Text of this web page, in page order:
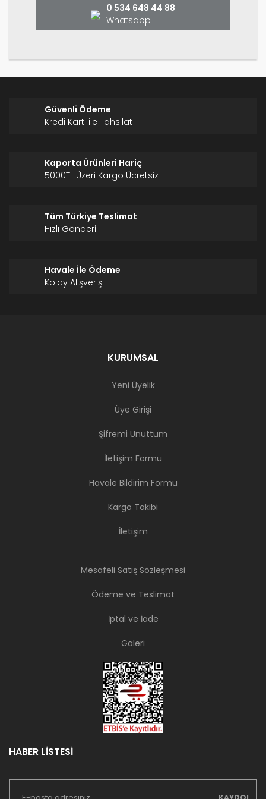
0 534 648 44 88
Whatsapp
Güvenli Ödeme
Kredi Kartı ile Tahsilat
Kaporta Ürünleri Hariç
5000TL Üzeri Kargo Ücretsiz
Tüm Türkiye Teslimat
Hızlı Gönderi
Havale İle Ödeme
Kolay Alışveriş
KURUMSAL
Yeni Üyelik
Üye Girişi
Şifremi Unuttum
İletişim Formu
Havale Bildirim Formu
Kargo Takibi
İletişim
Mesafeli Satış Sözleşmesi
Ödeme ve Teslimat
İptal ve İade
Galeri
HABER LİSTESİ